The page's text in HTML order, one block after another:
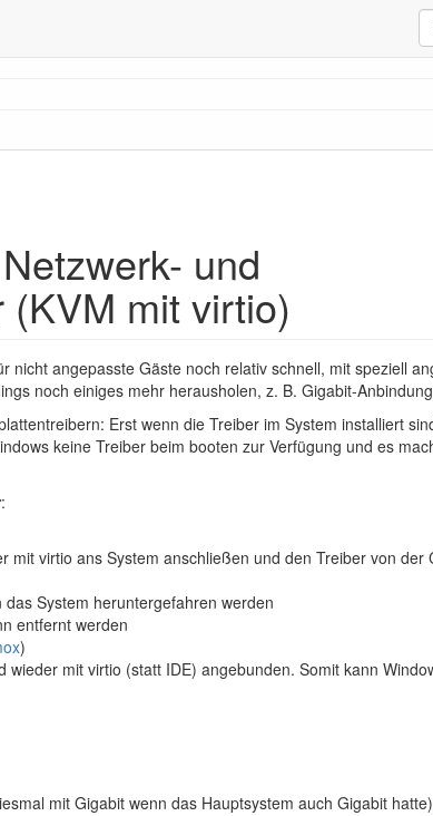
und
(KVM mit virtio)
nicht angepasste Gäste noch relativ schnell, mit speziell
noch einiges mehr herausholen, z. B. Gigabit-
Erst wenn die Treiber im System installiert
keine Treiber beim booten zur Verfügung und es
:
mit virtio ans System anschließen und den Treiber von
System heruntergefahren werden
entfernt werden
)
mit virtio (statt IDE) angebunden. Somit kann
mit Gigabit wenn das Hauptsystem auch Gigabit hatte)